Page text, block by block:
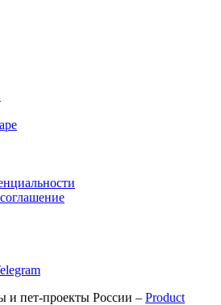
и пет-проекты России – Product